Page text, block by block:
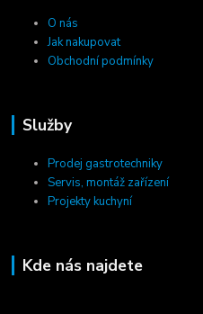
O nás
Jak nakupovat
Obchodní podmínky
Služby
Prodej gastrotechniky
Servis, montáž zařízení
Projekty kuchyní
Kde nás najdete